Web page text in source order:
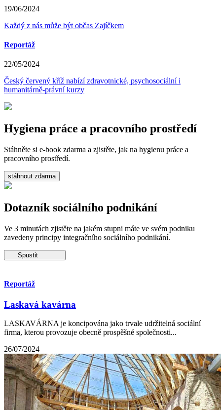
19/06/2024
Každý z nás může být občas Zajíčkem
Reportáž
22/05/2024
Český červený kříž nabízí zdravotnické, psychosociální i
humanitárně-právní kurzy
Hygiena práce a pracovního prostředí
Stáhněte si e-book zdarma a zjistěte, jak na hygienu práce a
pracovního prostředí.
stáhnout zdarma
Dotazník sociálního podnikání
Ve 3 minutách zjistěte na jakém stupni máte ve svém podniku
zavedeny principy integračního sociálního podnikání.
Reportáž
Laskavá kavárna
LASKAVÁRNA je koncipována jako trvale udržitelná sociální
firma, kterou provozuje obecně prospěšné společnosti...
26/07/2024